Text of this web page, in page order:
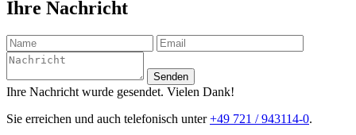
Ihre Nachricht
Senden
Ihre Nachricht wurde gesendet. Vielen Dank!
Sie erreichen und auch telefonisch unter+49 721 / 943114-0.